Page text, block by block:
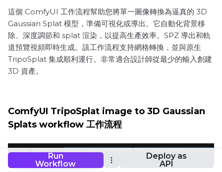
Run
Workflow
Deploy as
API
這個 ComfyUI 工作流程幫助您將單一圖像轉換為逼真的 3D
Gaussian Splat 模型，準備可視化或導出。它自動化背景移
除、深度調節和 splat 渲染，以提高生產效率。SPZ 導出和軌
道預覽視頻即時生成。該工作流程支持網格轉換，並與原生
TripoSplat 集成順利運行。非常適合設計師從最少的輸入創建
3D 資產。
ComfyUI TripoSplat image to 3D Gaussian
Splats workflow 工作流程